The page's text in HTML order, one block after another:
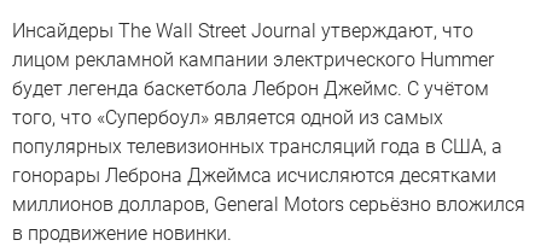
Инсайдеры The Wall Street Journal утверждают, что
лицом рекламной кампании электрического Hummer
будет легенда баскетбола Леброн Джеймс. С учётом
того, что «Супербоул» является одной из самых
популярных телевизионных трансляций года в США, а
гонорары Леброна Джеймса исчисляются десятками
миллионов долларов, General Motors серьёзно вложился
в продвижение новинки.